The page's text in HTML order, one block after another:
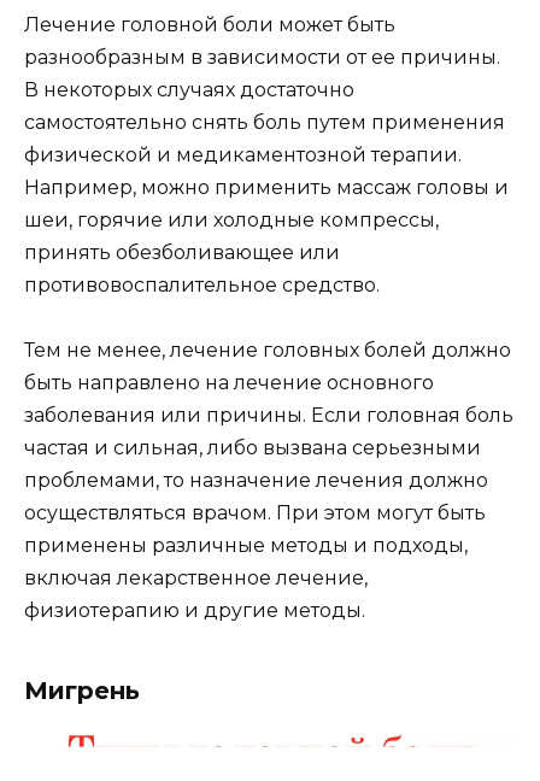
Лечение головной боли может быть
разнообразным в зависимости от ее причины.
В некоторых случаях достаточно
самостоятельно снять боль путем применения
физической и медикаментозной терапии.
Например, можно применить массаж головы и
шеи, горячие или холодные компрессы,
принять обезболивающее или
противовоспалительное средство.
Тем не менее, лечение головных болей должно
быть направлено на лечение основного
заболевания или причины. Если головная боль
частая и сильная, либо вызвана серьезными
проблемами, то назначение лечения должно
осуществляться врачом. При этом могут быть
применены различные методы и подходы,
включая лекарственное лечение,
физиотерапию и другие методы.
Мигрень